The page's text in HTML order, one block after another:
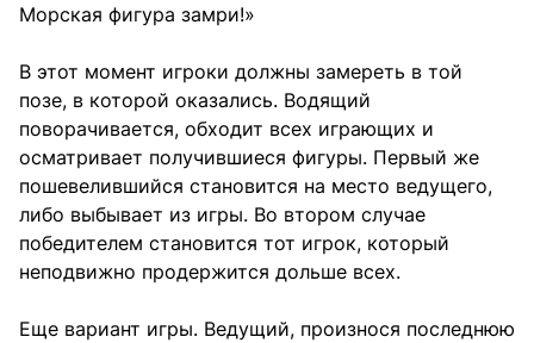
Морская фигура замри!»
В этот момент игроки должны замереть в той
позе, в которой оказались. Водящий
поворачивается, обходит всех играющих и
осматривает получившиеся фигуры. Первый же
пошевелившийся становится на место ведущего,
либо выбывает из игры. Во втором случае
победителем становится тот игрок, который
неподвижно продержится дольше всех.
Еще вариант игры. Ведущий, произнося последнюю